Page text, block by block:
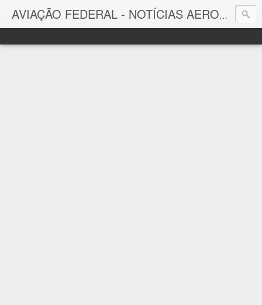
AVIAÇÃO FEDERAL - NOTÍCIAS AERONÁUTICAS & TECNOLOGIAS
Aviação Federal